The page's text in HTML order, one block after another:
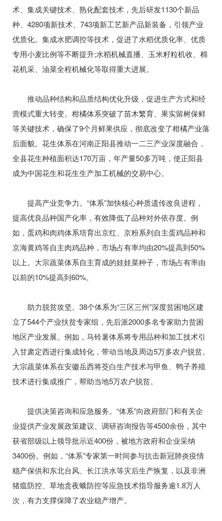
术、集成关键技术、熟化配套技术，先后研发1130个新品
种、4280项新技术、743项新工艺新产品新装备，引领产业
优质化。集成水肥调控等技术，促进了水稻优质化率、优质
专用小麦比例等不断提升;水稻机械直播、玉米籽粒机收、棉
花机采、油菜全程机械化等取得重大进展。
推动品种结构和品质结构优化升级，促进生产方式和经
营模式重大转变。柑橘体系突破了苗木繁育、果实留树保鲜
等关键技术，确保了9个月鲜果供应，彻底改变了柑橘产业落
后面貌。花生体系在河南正阳县推动一二三产业深度融合，
全县花生种植面积达170万亩，年产量50多万吨，使正阳县
成为中国花生和花生生产加工机械的交易中心。
提高产业竞争力。“体系”加快核心种质遗传改良进程，
提高优良品种国产化率，有效降低了品种对外依存度。例
如，蛋鸡和肉鸡体系培育出京红、京粉系列自主蛋鸡品种和
京海黄鸡等自主肉鸡品种，市场占有率均由20%提高到50%
以上。大宗蔬菜体系自主育成的娃娃菜种子，市场占有率由
以前的10%提高到60%。
助力脱贫攻坚。38个体系为“三区三州”深度贫困地区建
立了544个产业扶贫专家组，先后派2000多名专家助力贫困
地区产业发展。例如，马铃薯体系将专用品种和加工技术引
入甘肃定西进行集成转化，带动当地及周边5万多农户脱贫。
大宗蔬菜体系在安徽岳西将茭白生产技术与甲鱼、鸭子养殖
技术进行集成推广，帮助当地5万农户脱贫。
提供决策咨询和应急服务。“体系”向政府部门和有关企
业提供产业发展政策建议、调研咨询报告等4500余份，其中
获省部级以上领导批示近400份，被地方政府和企业采纳
3400份。例如，“体系”专家第一时间参与抗击新冠肺炎疫情
稳产保供和东北台风、长江洪水等灾后生产恢复，以及非洲
猪瘟防控、草地贪夜蛾防控等应急技术指导服务逾1.8万人
次，有力支撑保障了农业稳产增产。